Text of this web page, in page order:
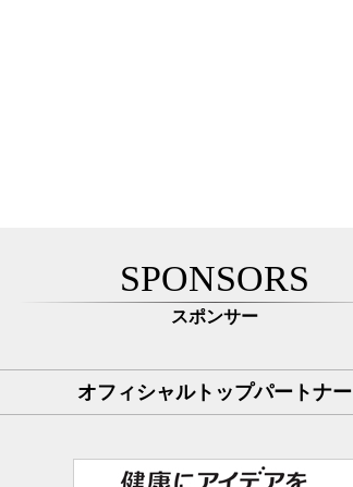
SPONSORS
スポンサー
オフィシャルトップパートナー